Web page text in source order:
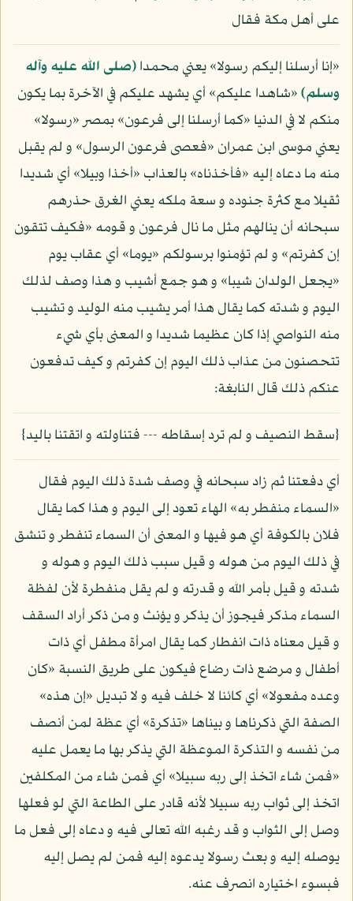
على أهل مكة فقال
«إنا أرسلنا إليكم رسولا» يعني محمدا(صلى الله عليه وآله
وسلم)«شاهدا عليكم» أي يشهد عليكم في الآخرة بما يكون
منكم لا في الدنيا «كما أرسلنا إلى فرعون» بمصر «رسولا»
يعني موسى ابن عمران «فعصى فرعون الرسول» و لم يقبل
منه ما دعاه إليه «فأخذناه» بالعذاب «أخذا وبيلا» أي شديدا
ثقيلا مع كثرة جنوده و سعة ملكه يعني الغرق حذرهم
سبحانه أن ينالهم مثل ما نال فرعون و قومه «فكيف تتقون
إن كفرتم» و لم تؤمنوا برسولكم «يوما» أي عقاب يوم
«يجعل الولدان شيبا» و هو جمع أشيب و هذا وصف لذلك
اليوم و شدته كما يقال هذا أمر يشيب منه الوليد و تشيب
منه النواصي إذا كان عظيما شديدا و المعنى بأي شيء
تتحصنون من عذاب ذلك اليوم إن كفرتم و كيف تدفعون
عنكم ذلك قال النابغة:
{سقط النصيف و لم ترد إسقاطه --- فتناولته و اتقتنا باليد}
أي دفعتنا ثم زاد سبحانه في وصف شدة ذلك اليوم فقال
«السماء منفطر به» الهاء تعود إلى اليوم و هذا كما يقال
فلان بالكوفة أي هو فيها و المعنى أن السماء تنفطر و تنشق
في ذلك اليوم من هوله و قيل سبب ذلك اليوم و هوله و
شدته و قيل بأمر الله و قدرته و لم يقل منفطرة لأن لفظة
السماء مذكر فيجوز أن يذكر و يؤنث و من ذكر أراد السقف
و قيل معناه ذات انفطار كما يقال امرأة مطفل أي ذات
أطفال و مرضع ذات رضاع فيكون على طريق النسبة «كان
وعده مفعولا» أي كائنا لا خلف فيه و لا تبديل «إن هذه»
الصفة التي ذكرناها و بيناها «تذكرة» أي عظة لمن أنصف
من نفسه و التذكرة الموعظة التي يذكر بها ما يعمل عليه
«فمن شاء اتخذ إلى ربه سبيلا» أي فمن شاء من المكلفين
اتخذ إلى ثواب ربه سبيلا لأنه قادر على الطاعة التي لو فعلها
وصل إلى الثواب و قد رغبه الله تعالى فيه و دعاه إلى فعل ما
يوصله إليه و بعث رسولا يدعوه إليه فمن لم يصل إليه
فبسوء اختياره انصرف عنه.